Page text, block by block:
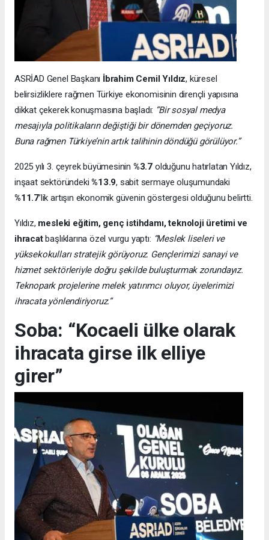
ASRİAD Genel Başkanı İbrahim Cemil Yıldız, küresel
belirsizliklere rağmen Türkiye ekonomisinin dirençli yapısına
dikkat çekerek konuşmasına başladı: “Bir sosyal medya
mesajıyla politikaların değiştiği bir dönemden geçiyoruz.
Buna rağmen Türkiye’nin artık talihinin döndüğü görülüyor.”
2025 yılı 3. çeyrek büyümesinin %3.7 olduğunu hatırlatan Yıldız,
inşaat sektöründeki%13.9, sabit sermaye oluşumundaki
%11.7’lik artışın ekonomik güvenin göstergesi olduğunu belirtti.
Yıldız, mesleki eğitim, genç istihdamı, teknoloji üretimi ve
ihracatbaşlıklarına özel vurgu yaptı: “Meslek liseleri ve
yüksekokulları stratejik görüyoruz. Gençlerimizi sanayi ve
hizmet sektörleriyle doğru şekilde buluşturmak zorundayız.
Teknopark projelerine melek yatırımcı oluyor, üyelerimizi
ihracata yönlendiriyoruz.”
Soba: “Kocaeli ülke olarak
ihracata girse ilk elliye
girer”